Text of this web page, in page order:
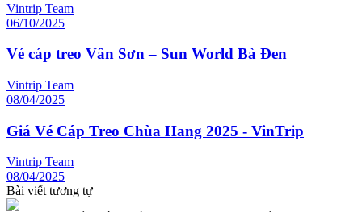
Vintrip Team
06/10/2025
Vé cáp treo Vân Sơn – Sun World Bà Đen
Vintrip Team
08/04/2025
Giá Vé Cáp Treo Chùa Hang 2025 - VinTrip
Vintrip Team
08/04/2025
Bài viết tương tự